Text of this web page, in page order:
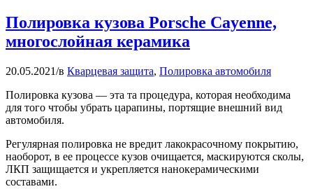
Полировка кузова Porsche Cayenne,
многослойная керамика
20.05.2021/в Кварцевая защита, Полировка автомобиля
Полировка кузова — эта та процедура, которая необходима
для того чтобы убрать царапины, портящие внешний вид
автомобиля.
Регулярная полировка не вредит лакокрасочному покрытию,
наоборот, в ее процессе кузов очищается, маскируются сколы,
ЛКП защищается и укрепляется нанокерамическими
составами.